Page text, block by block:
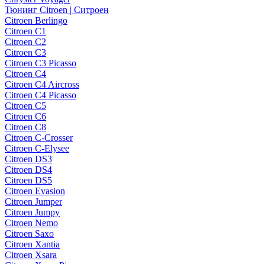
Тюнинг Citroen | Ситроен
Citroen Berlingo
Citroen C1
Citroen C2
Citroen C3
Citroen C3 Picasso
Citroen C4
Citroen C4 Aircross
Citroen C4 Picasso
Citroen C5
Citroen C6
Citroen C8
Citroen C-Crosser
Citroen C-Elysee
Citroen DS3
Citroen DS4
Citroen DS5
Citroen Evasion
Citroen Jumper
Citroen Jumpy
Citroen Nemo
Citroen Saxo
Citroen Xantia
Citroen Xsara